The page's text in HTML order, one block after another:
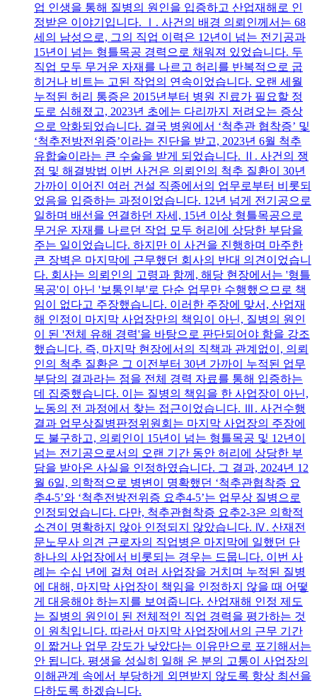
업 인생을 통해 질병의 원인을 입증하고 산업재해로 인
정받은 이야기입니다. Ⅰ. 사건의 배경 의뢰인께서는 68
세의 남성으로, 그의 직업 이력은 12년이 넘는 전기공과
15년이 넘는 형틀목공 경력으로 채워져 있었습니다. 두
직업 모두 무거운 자재를 나르고 허리를 반복적으로 굽
히거나 비트는 고된 작업의 연속이었습니다. 오랜 세월
누적된 허리 통증은 2015년부터 병원 진료가 필요할 정
도로 심해졌고, 2023년 초에는 다리까지 저려오는 증상
으로 악화되었습니다. 결국 병원에서 ‘척추관 협착증’ 및
‘척추전방전위증’이라는 진단을 받고, 2023년 6월 척추
유합술이라는 큰 수술을 받게 되었습니다. Ⅱ. 사건의 쟁
점 및 해결방법 이번 사건은 의뢰인의 척추 질환이 30년
가까이 이어진 여러 건설 직종에서의 업무로부터 비롯되
었음을 입증하는 과정이었습니다. 12년 넘게 전기공으로
일하며 배선을 연결하던 자세, 15년 이상 형틀목공으로
무거운 자재를 나르던 작업 모두 허리에 상당한 부담을
주는 일이었습니다. 하지만 이 사건을 진행하며 마주한
큰 장벽은 마지막에 근무했던 회사의 반대 의견이었습니
다. 회사는 의뢰인의 고령과 함께, 해당 현장에서는 '형틀
목공'이 아닌 '보통인부'로 단순 업무만 수행했으므로 책
임이 없다고 주장했습니다. 이러한 주장에 맞서, 산업재
해 인정이 마지막 사업장만의 책임이 아닌, 질병의 원인
이 된 '전체 유해 경력'을 바탕으로 판단되어야 함을 강조
했습니다. 즉, 마지막 현장에서의 직책과 관계없이, 의뢰
인의 척추 질환은 그 이전부터 30년 가까이 누적된 업무
부담의 결과라는 점을 전체 경력 자료를 통해 입증하는
데 집중했습니다. 이는 질병의 책임을 한 사업장이 아닌,
노동의 전 과정에서 찾는 접근이었습니다. Ⅲ. 사건수행
결과 업무상질병판정위원회는 마지막 사업장의 주장에
도 불구하고, 의뢰인이 15년이 넘는 형틀목공 및 12년이
넘는 전기공으로서의 오랜 기간 동안 허리에 상당한 부
담을 받아온 사실을 인정하였습니다. 그 결과, 2024년 12
월 6일, 의학적으로 병변이 명확했던 ‘척추관협착증 요
추4-5’와 ‘척추전방전위증 요추4-5’는 업무상 질병으로
인정되었습니다. 다만, 척추관협착증 요추2-3은 의학적
소견이 명확하지 않아 인정되지 않았습니다. Ⅳ. 산재전
문노무사 의견 근로자의 직업병은 마지막에 일했던 단
하나의 사업장에서 비롯되는 경우는 드뭅니다. 이번 사
례는 수십 년에 걸쳐 여러 사업장을 거치며 누적된 질병
에 대해, 마지막 사업장이 책임을 인정하지 않을 때 어떻
게 대응해야 하는지를 보여줍니다. 산업재해 인정 제도
는 질병의 원인이 된 전체적인 직업 경력을 평가하는 것
이 원칙입니다. 따라서 마지막 사업장에서의 근무 기간
이 짧거나 업무 강도가 낮았다는 이유만으로 포기해서는
안 됩니다. 평생을 성실히 일해 온 분의 고통이 사업장의
이해관계 속에서 부당하게 외면받지 않도록 항상 최선을
다하도록 하겠습니다.